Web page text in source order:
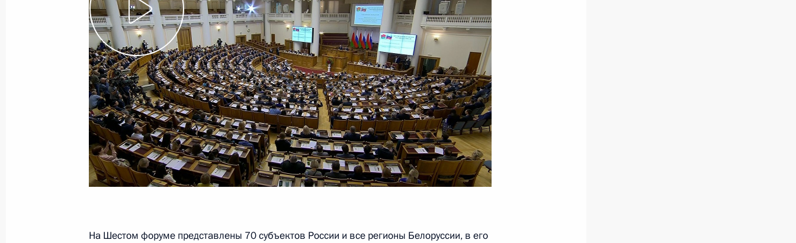
24 июля 2019 года, среда
Совещание с членами Правительства
24 июля 2019 года, 20:20 Москва, Кремль
5 42м
Заявление по итогам встречи с Алмазбеком Атамбаевым
24 июля 2019 года, 19:20 Москва, Кремль
2 2м
Посещение Дома русского зарубежья имени Александра
10 8м
На Шестом форуме представлены 70 субъектов России и все регионы Белоруссии, в его